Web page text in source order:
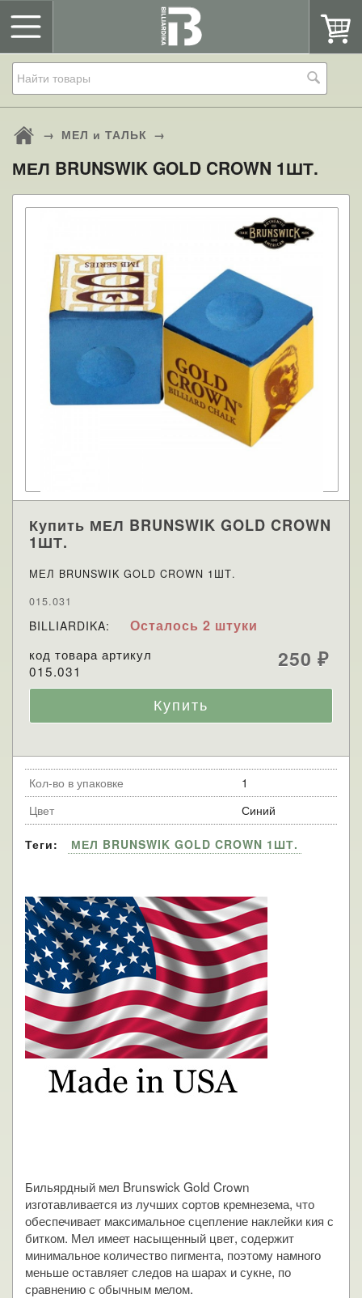
→ МЕЛ и ТАЛЬК →
МЕЛ BRUNSWIK GOLD CROWN 1ШТ.
Купить МЕЛ BRUNSWIK GOLD CROWN
1ШТ.
МЕЛ BRUNSWIK GOLD CROWN 1ШТ.
015.031
BILLIARDIKA: Осталось 2 штуки
код товара артикул
015.031
250 ₽
Кол-во в упаковке
1
Цвет
Синий
Теги: МЕЛ BRUNSWIK GOLD CROWN 1ШТ.
Бильярдный мел Brunswick Gold Crown
изготавливается из лучших сортов кремнезема, что
обеспечивает максимальное сцепление наклейки кия с
битком. Мел имеет насыщенный цвет, содержит
минимальное количество пигмента, поэтому намного
меньше оставляет следов на шарах и сукне, по
сравнению с обычным мелом.